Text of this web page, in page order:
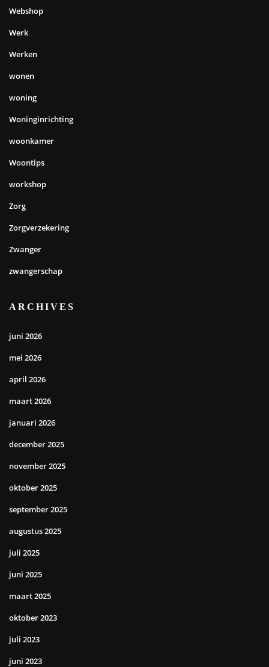
Webshop
Werk
Werken
wonen
woning
Woninginrichting
woonkamer
Woontips
workshop
Zorg
Zorgverzekering
Zwanger
zwangerschap
ARCHIVES
juni 2026
mei 2026
april 2026
maart 2026
januari 2026
december 2025
november 2025
oktober 2025
september 2025
augustus 2025
juli 2025
juni 2025
maart 2025
oktober 2023
juli 2023
juni 2023